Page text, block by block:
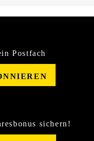
Postfach
sichern!